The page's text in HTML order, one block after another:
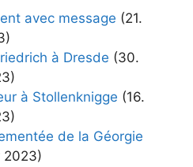
avec message (21.
à Dresde (30.
à Stollenknigge (16.
de la Géorgie
2023)